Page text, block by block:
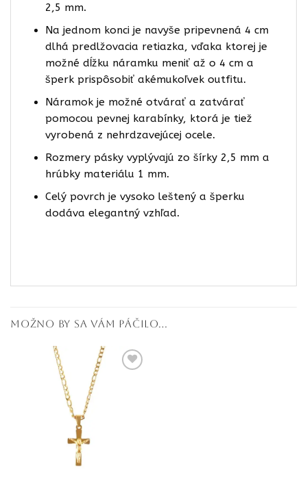
2,5 mm.
Na jednom konci je navyše pripevnená 4 cm
dlhá predlžovacia retiazka, vďaka ktorej je
možné dĺžku náramku meniť až o 4 cm a
šperk prispôsobiť akémukoľvek outfitu.
Náramok je možné otvárať a zatvárať
pomocou pevnej karabínky, ktorá je tiež
vyrobená z nehrdzavejúcej ocele.
Rozmery pásky vyplývajú zo šírky 2,5 mm a
hrúbky materiálu 1 mm.
Celý povrch je vysoko leštený a šperku
dodáva elegantný vzhľad.
MOŽNO BY SA VÁM PÁČILO…